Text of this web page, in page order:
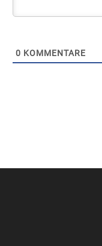
0 KOMMENTARE